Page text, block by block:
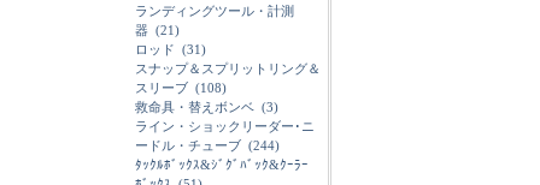
ランディングツール・計測
器 (21)
ロッド (31)
スナップ＆スプリットリング＆
スリーブ (108)
救命具・替えボンベ (3)
ライン・ショックリーダー･ニ
ードル・チューブ (244)
ﾀｯｸﾙﾎﾞｯｸｽ&ｼﾞｸﾞﾊﾞｯｸ&ｸｰﾗｰ